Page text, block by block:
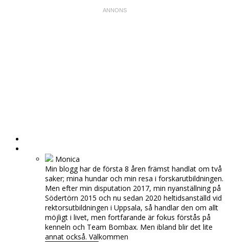
Monica
Min blogg har de första 8 åren främst handlat om två
saker; mina hundar och min resa i forskarutbildningen.
Men efter min disputation 2017, min nyanställning på
Södertörn 2015 och nu sedan 2020 heltidsanställd vid
rektorsutbildningen i Uppsala, så handlar den om allt
möjligt i livet, men fortfarande är fokus förstås på
kenneln och Team Bombax. Men ibland blir det lite
annat också. Välkommen